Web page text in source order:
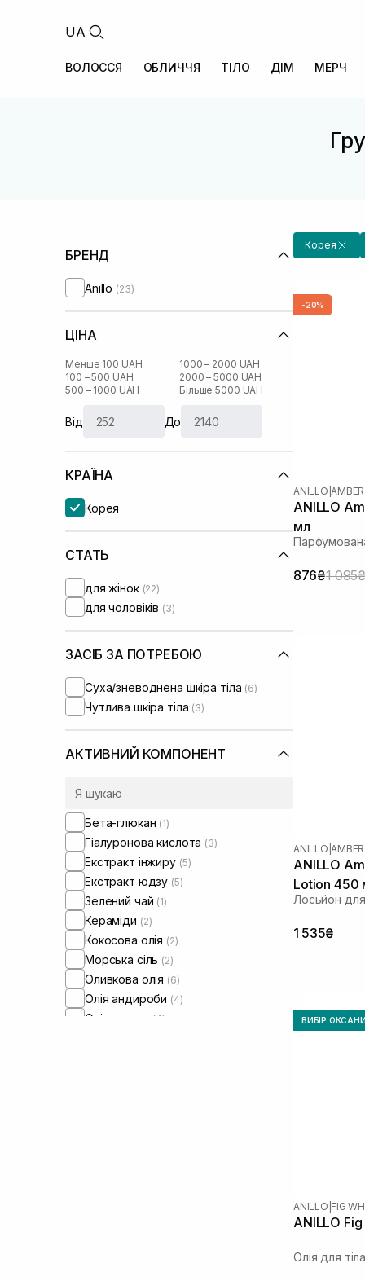
UA
ВОЛОССЯ ОБЛИЧЧЯ ТІЛО ДІМ МЕРЧ
БРЕНД
Anillo (23)
ЦІНА
Менше 100 UAH
100 – 500 UAH
500 – 1000 UAH
1000 – 2000 UAH
2000 – 5000 UAH
Більше 5000 UAH
Від До
КРАЇНА
Корея
СТАТЬ
для жінок (22)
для чоловіків (3)
ЗАСІБ ЗА ПОТРЕБОЮ
Суха/зневоднена шкіра тіла (6)
Чутлива шкіра тіла (3)
АКТИВНИЙ КОМПОНЕНТ
Бета-глюкан (1)
Гіалуронова кислота (3)
Екстракт інжиру (5)
Екстракт юдзу (5)
Зелений чай (1)
Кераміди (2)
Кокосова олія (2)
Морська сіль (2)
Оливкова олія (6)
Олія андироби (4)
Олія аргани (4)
Корея
-20%
ANILLO
ANILLO
мл
876₴1 095₴
ANILLO
ANILLO
Lotion 450
Лосьйон для
1 535₴
ВИБІР
ANILLO FIG
ANILLO
Олія для